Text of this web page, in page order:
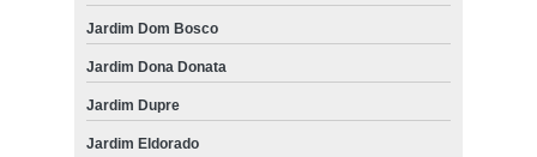
Jardim Dom Bosco
Jardim Dona Donata
Jardim Dupre
Jardim Eldorado